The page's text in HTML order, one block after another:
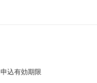
申込有効期限